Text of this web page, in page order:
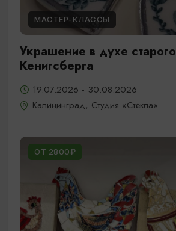
МАСТЕР-КЛАССЫ
Украшение в духе старого
Кенигсберга
19.07.2026 - 30.08.2026
Калининград, Студия «Стёкла»
ОТ 2800₽